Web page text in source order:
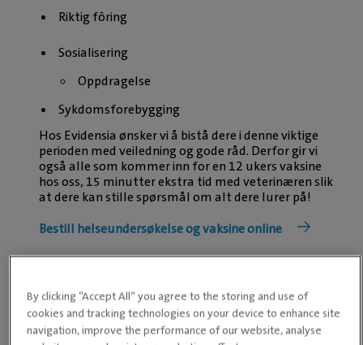
Riktig fôring
Sosialisering
Oppdragelse
Sykdomsforebygging
Hos Evidensia ønsker vi å bistå dere i denne viktige
perioden med veiledning og gode råd. Derfor gir vi
også alle som kommer inn for en 12 ukers vaksine
hos oss, 15 minutter ekstra tid med veterinæren slik
at dere kan stille spørsmål om alt dere lurer på!
Bestill helseundersøkelse og vaksine online
By clicking “Accept All” you agree to the storing and use of
cookies and tracking technologies on your device to enhance site
navigation, improve the performance of our website, analyse